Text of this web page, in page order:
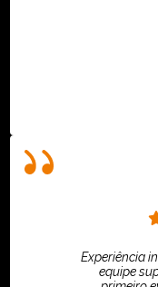
Experiência
equipe